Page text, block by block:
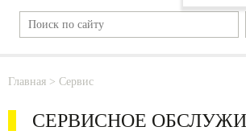
Главная > Сервис
СЕРВИСНОЕ